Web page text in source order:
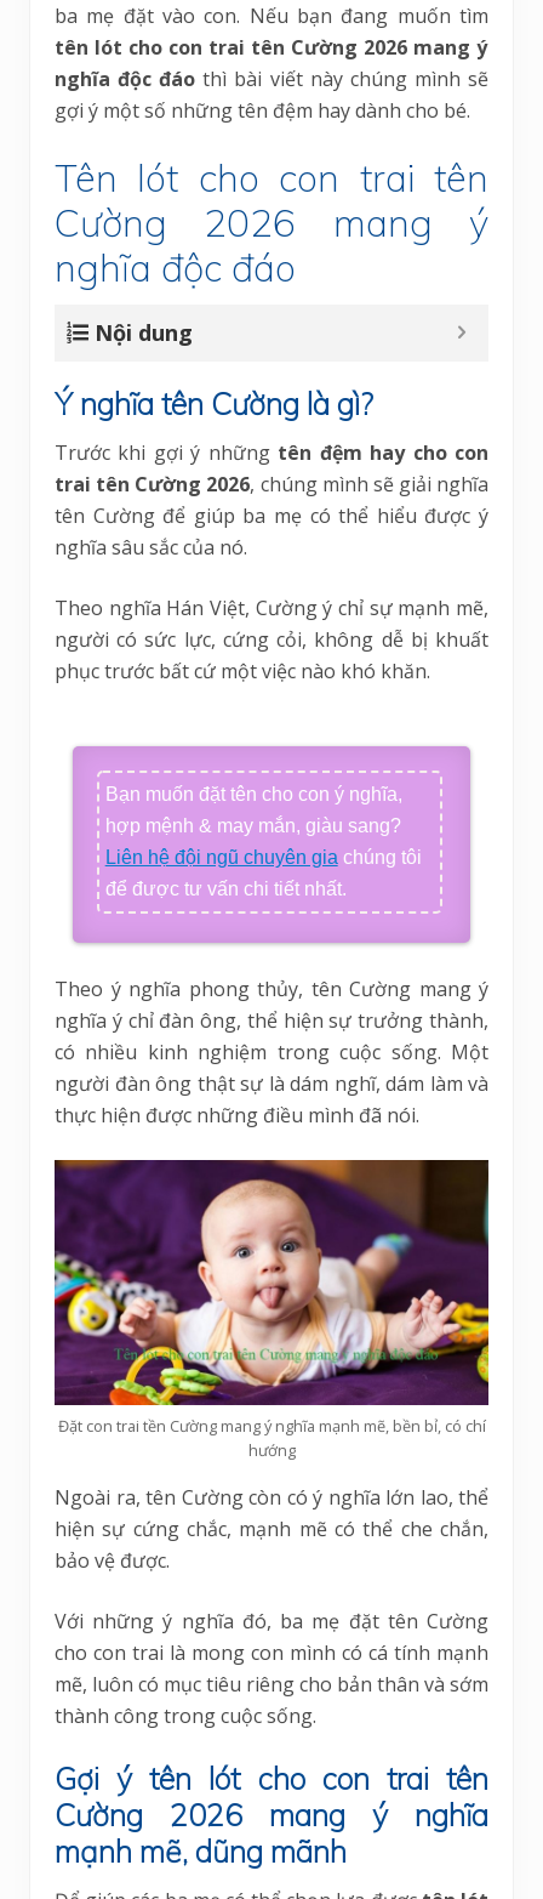
ba mẹ đặt vào con. Nếu bạn đang muốn tìm
tên lót cho con trai tên Cường 2026 mang ý
nghĩa độc đáo thì bài viết này chúng mình sẽ
gợi ý một số những tên đệm hay dành cho bé.
Tên lót cho con trai tên
Cường 2026 mang ý
nghĩa độc đáo
Nội dung
Ý nghĩa tên Cường là gì?
Trước khi gợi ý nhữngtên đệm hay cho con
trai tên Cường 2026, chúng mình sẽ giải nghĩa
tên Cường để giúp ba mẹ có thể hiểu được ý
nghĩa sâu sắc của nó.
Theo nghĩa Hán Việt, Cường ý chỉ sự mạnh mẽ,
người có sức lực, cứng cỏi, không dễ bị khuất
phục trước bất cứ một việc nào khó khăn.
Bạn muốn đặt tên cho con ý nghĩa,
hợp mệnh & may mắn, giàu sang?
Liên hệ đội ngũ chuyên gia chúng tôi
để được tư vấn chi tiết nhất.
Theo ý nghĩa phong thủy, tên Cường mang ý
nghĩa ý chỉ đàn ông, thể hiện sự trưởng thành,
có nhiều kinh nghiệm trong cuộc sống. Một
người đàn ông thật sự là dám nghĩ, dám làm và
thực hiện được những điều mình đã nói.
Đặt con trai tền Cường mang ý nghĩa mạnh mẽ, bền bỉ, có chí
hướng
Ngoài ra, tên Cường còn có ý nghĩa lớn lao, thể
hiện sự cứng chắc, mạnh mẽ có thể che chắn,
bảo vệ được.
Với những ý nghĩa đó, ba mẹ đặt tên Cường
cho con trai là mong con mình có cá tính mạnh
mẽ, luôn có mục tiêu riêng cho bản thân và sớm
thành công trong cuộc sống.
Gợi ý tên lót cho con trai tên
Cường 2026 mang ý nghĩa
mạnh mẽ, dũng mãnh